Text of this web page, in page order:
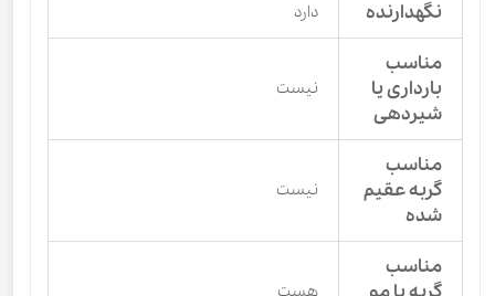
نگهدارنده دارد
مناسب
بارداری یا
شیردهی
نیست
مناسب
گربه عقیم
شده
نیست
مناسب
هست